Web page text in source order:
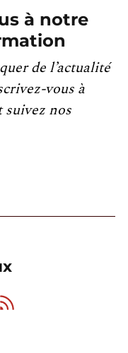
à notre
de l’actualité
vous à
nos